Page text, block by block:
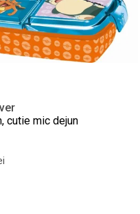
cutie mic dejun